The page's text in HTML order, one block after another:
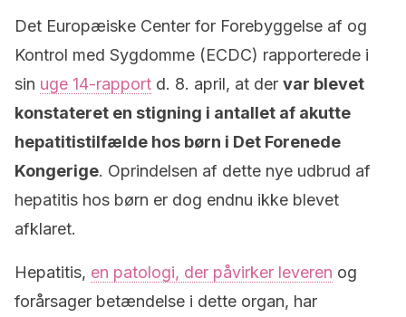
Det Europæiske Center for Forebyggelse af og
Kontrol med Sygdomme (ECDC) rapporterede i
sin uge 14-rapport d. 8. april, at der var blevet
konstateret en stigning i antallet af akutte
hepatitistilfælde hos børn i Det Forenede
Kongerige. Oprindelsen af dette nye udbrud af
hepatitis hos børn er dog endnu ikke blevet
afklaret.
Hepatitis, en patologi, der påvirker leveren og
forårsager betændelse i dette organ, har